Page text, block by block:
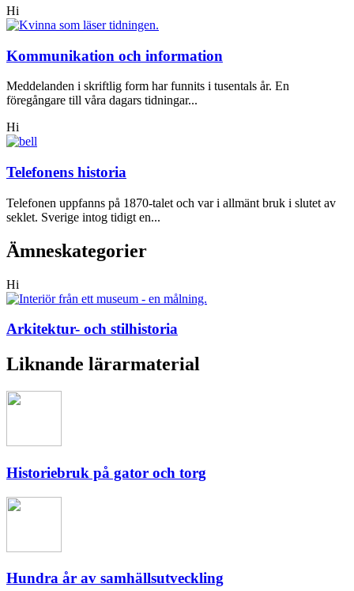
Hi
Kommunikation och information
Meddelanden i skriftlig form har funnits i tusentals år. En
föregångare till våra dagars tidningar...
Hi
Telefonens historia
Telefonen uppfanns på 1870-talet och var i allmänt bruk i slutet av
seklet. Sverige intog tidigt en...
Ämneskategorier
Hi
Arkitektur- och stilhistoria
Liknande lärarmaterial
Historiebruk på gator och torg
Hundra år av samhällsutveckling